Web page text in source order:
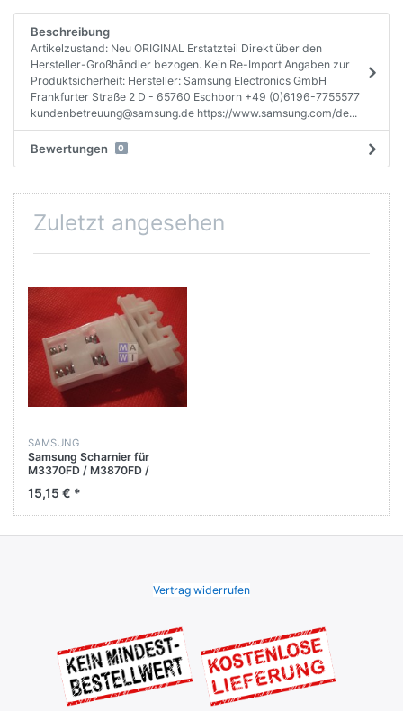
Beschreibung
Artikelzustand: Neu ORIGINAL Erstatzteil Direkt über den
Hersteller-Großhändler bezogen. Kein Re-Import Angaben zur
Produktsicherheit: Hersteller: Samsung Electronics GmbH
Frankfurter Straße 2 D - 65760 Eschborn +49 (0)6196-7755577
kundenbetreuung@samsung.de https://www.samsung.com/de...
Bewertungen 0
Zuletzt angesehen
SAMSUNG
Samsung Scharnier für
M3370FD / M3870FD /
15,15 € *
Vertrag widerrufen